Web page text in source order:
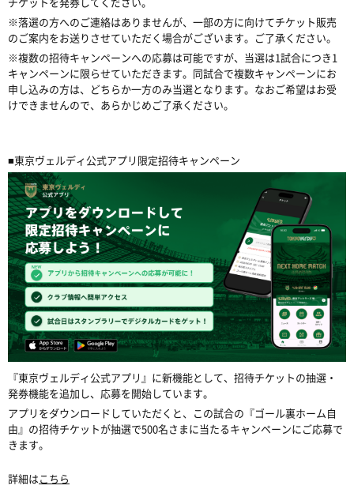
※落選の方へのご連絡はありませんが、一部の方に向けてチケット販売
のご案内をお送りさせていただく場合がございます。ご了承ください。
※複数の招待キャンペーンへの応募は可能ですが、当選は1試合につき1
キャンペーンに限らせていただきます。同試合で複数キャンペーンにお
申し込みの方は、どちらか一方のみ当選となります。なおご希望はお受
けできませんので、あらかじめご了承ください。
■東京ヴェルディ公式アプリ限定招待キャンペーン
『東京ヴェルディ公式アプリ』に新機能として、招待チケットの抽選・
発券機能を追加し、応募を開始しています。
アプリをダウンロードしていただくと、この試合の『ゴール裏ホーム自
由』の招待チケットが抽選で500名さまに当たるキャンペーンにご応募で
きます。
詳細はこちら